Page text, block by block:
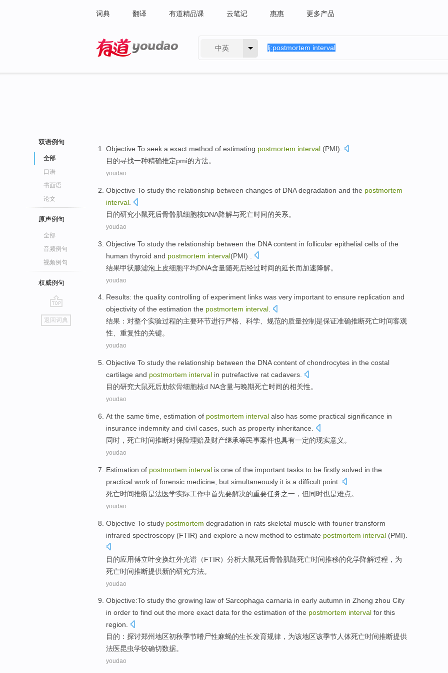
词典 翻译 有道精品课 云笔记 惠惠 更多产品
中英
双语例句
全部
口语
书面语
论文
原声例句
全部
音频例句
视频例句
权威例句
go
top
返回词典
Objective To seek a exact method of estimating postmortem interval (PMI).
目的寻找一种精确推定pmi的方法。
youdao
Objective To study the relationship between changes of DNA degradation and the postmortem
interval
目的研究小鼠死后骨骼肌细胞核DNA降解与死亡时间的关系。
youdao
Objective To study the relationship between the DNA content in follicular epithelial cells of the
human thyroid and postmortem interval(PMI) .
结果甲状腺滤泡 上皮细胞平均DNA含量随死后经过时间的延长而加速降解。
youdao
Results: the quality controlling of experiment links was very important to ensure replication and
objectivity of the estimation the postmortem interval.
结果 ： 对整个实验过程的主要环节进行严格、科学、规范的质量控制是保证准确推断死亡时间客观
性、 重复性的关键。
youdao
Objective To study the relationship between the DNAcontent of chondrocytes in the costal
cartilage and postmortem interval in putrefactive rat cadavers.
目的研究大鼠死后肋软骨细胞核d NA含量与晚期死亡时间的相关性。
youdao
At the same time , estimation of postmortem interval also has some practical significance in
insurance indemnity and civil cases such as property inheritance
同时 ，死亡时间推断对保险理赔及财产继承等民事案件也具有一定的现实意义 。
youdao
Estimation of postmortem interval is one of the important tasks to be firstly solved in the
practical work of forensic medicine, but simultaneously it is a difficult point
死亡时间推断是法医学实际工作中首先要解决的重要任务之一 ， 但同时也是难点。
youdao
Objective To study postmortem degradation in rats skeletal muscle with fourier transform
infrared spectroscopy (FTIR) and explore a new method to estimate postmortem interval (PMI).
目的应用傅立叶变换红外光谱 （FTIR） 分析大鼠死后骨骼肌随死亡时间推移的化学降解过程 ， 为
死亡时间推断提供新的研究方法。
youdao
Objective:To study the growing law of Sarcophaga carnaria in early autumn in Zheng zhou City
in order to find out the more exact data for the estimation of the postmortem interval for this
region.
目的 ： 探讨郑州地区初秋季节嗜尸性麻蝇的生长发育规律 ， 为该地区该季节人体死亡时间推断提供
法医昆虫学较确切数据。
youdao